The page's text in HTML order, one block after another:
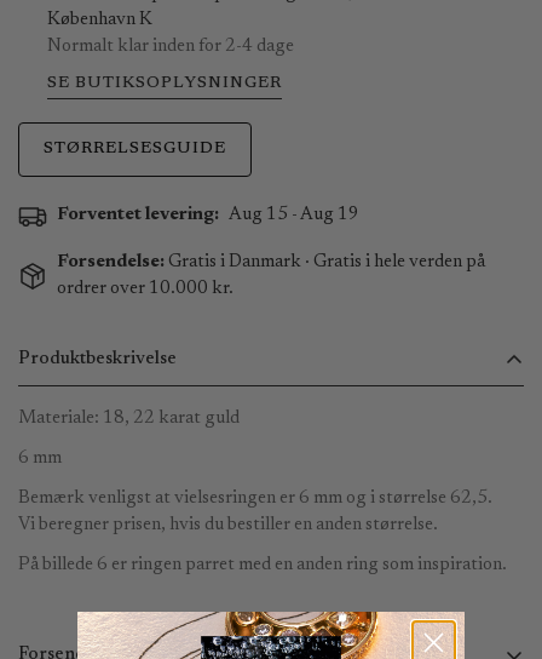
København K
Normalt klar inden for 2-4 dage
SE BUTIKSOPLYSNINGER
STØRRELSESGUIDE
Forventet levering: Aug 15 - Aug 19
Forsendelse: Gratis i Danmark · Gratis i hele verden på
ordrer over 10.000 kr.
Produktbeskrivelse
Materiale: 18, 22 karat guld
6 mm
Bemærk venligst at vielsesringen er 6 mm og i størrelse 62,5.
Vi beregner prisen, hvis du bestiller en anden størrelse.
På billede 6 er ringen parret med en anden ring som inspiration.
Forsendelse og returnering